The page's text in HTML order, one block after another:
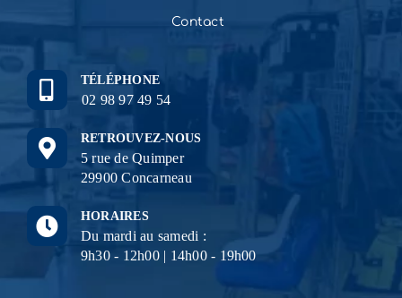
Contact
TÉLÉPHONE
02 98 97 49 54
RETROUVEZ-NOUS
5 rue de Quimper
29900 Concarneau
HORAIRES
Du mardi au samedi :
9h30 - 12h00 | 14h00 - 19h00